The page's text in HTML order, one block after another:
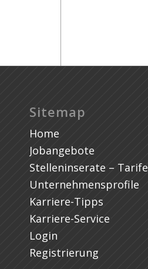
Sitemap
Home
Jobangebote
Stelleninserate – Tarife
Unternehmensprofile
Karriere-Tipps
Karriere-Service
Login
Registrierung